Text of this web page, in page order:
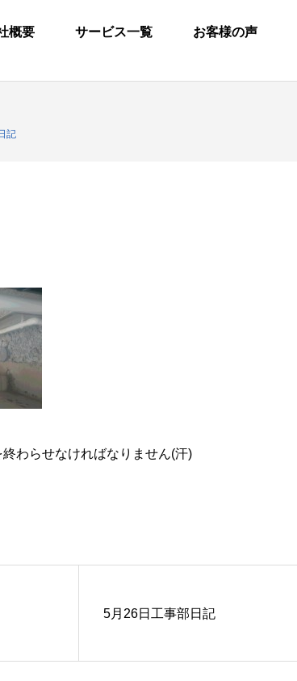
概要 サービス一覧 お客様の声
記
わらせなければなりません(汗)
5月26日工事部日記